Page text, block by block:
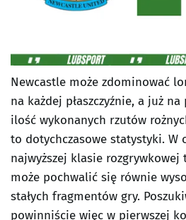
Newcastle może zdominować
na każdej płaszczyźnie, a już
ilość wykonanych rzutów
to dotychczasowe statystyki. W
najwyższej klasie
może pochwalić się równie
stałych fragmentów gry.
powinniście więc w pierwszej